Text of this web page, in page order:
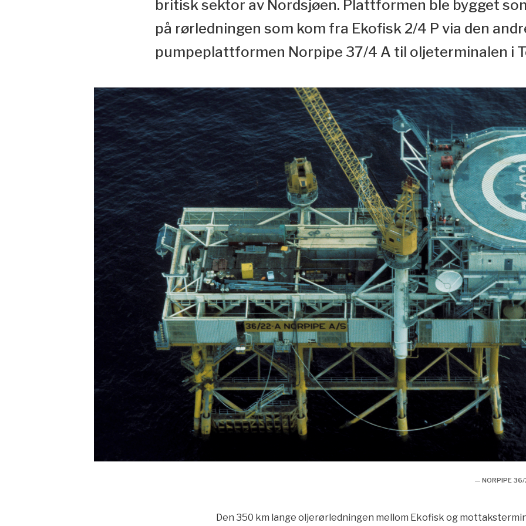
britisk sektor av Nordsjøen. Plattformen ble bygget
på rørledningen som kom fra Ekofisk 2/4 P via den
pumpeplattformen Norpipe 37/4 A til oljeterminalen i
— NORPIPE 36/
Den 350 km lange oljerørledningen mellom Ekofisk og